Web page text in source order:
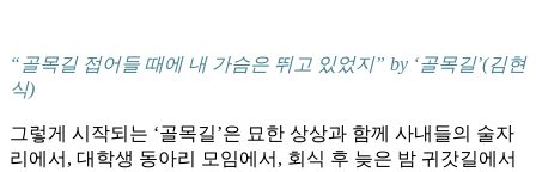
“골목길 접어들 때에 내 가슴은 뛰고 있었지” by ‘골목길’(김현
식)
그렇게 시작되는 ‘골목길’은 묘한 상상과 함께 사내들의 술자
리에서, 대학생 동아리 모임에서, 회식 후 늦은 밤 귀갓길에서